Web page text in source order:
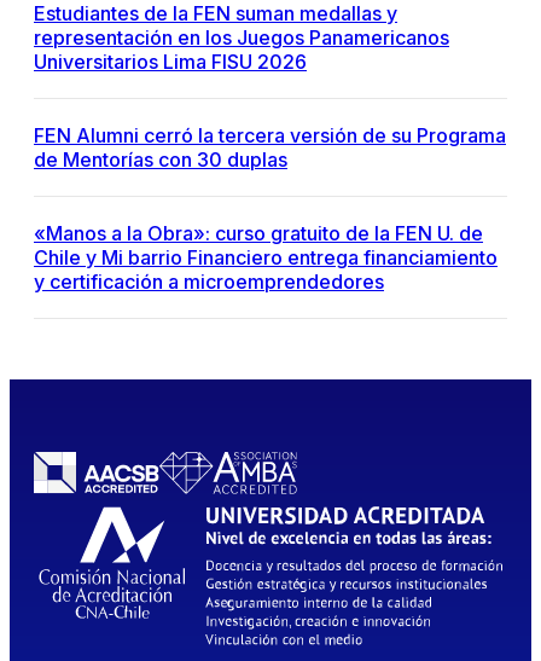
Estudiantes de la FEN suman medallas y
representación en los Juegos Panamericanos
Universitarios Lima FISU 2026
FEN Alumni cerró la tercera versión de su Programa
de Mentorías con 30 duplas
«Manos a la Obra»: curso gratuito de la FEN U. de
Chile y Mi barrio Financiero entrega financiamiento
y certificación a microemprendedores